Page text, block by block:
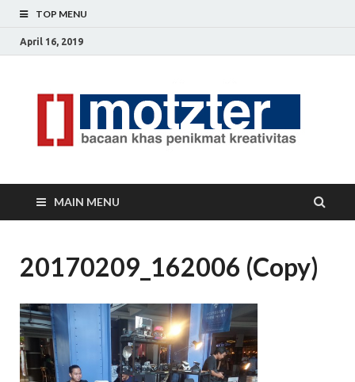
TOP MENU
April 16, 2019
MAIN MENU
20170209_162006 (Copy)